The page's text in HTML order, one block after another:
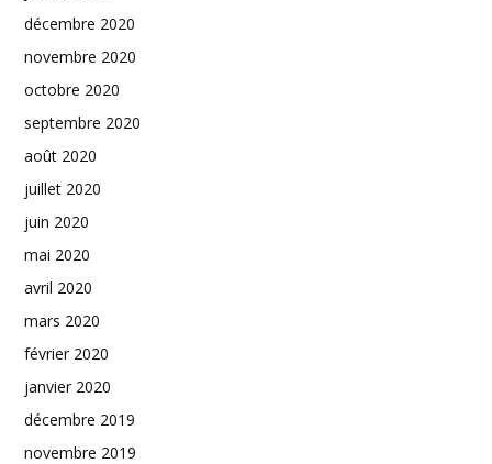
décembre 2020
novembre 2020
octobre 2020
septembre 2020
août 2020
juillet 2020
juin 2020
mai 2020
avril 2020
mars 2020
février 2020
janvier 2020
décembre 2019
novembre 2019